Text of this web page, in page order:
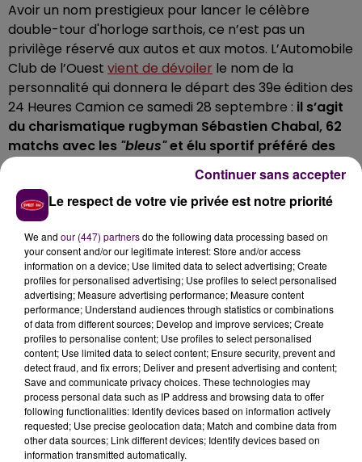
Avoir un nom prestigieux pour lancer le célèbre
double-tour d'horloge sarthois, ce n’est pas un
privilège réservé aux autos et aux motos. L’Automobile
Club de l’Ouest vient de dévoiler le nom de la
personnalité qui donnera le départ des 39e édition des
24 Heures Camion ce samedi 28 septembre : il s’agit
du charismatique rugbyman Sébastien Chabal, 62
matchs avec les "bleus"et élu sportif préféré des
Français en 2009
MÊLÉ AUX FESTIVITÉS
Si le colosse à la pilosité remarquable est présent au
Mans ce week-end, c’est aussi parce qu’il est
"ambassadeur Ford Trucks". La marque américaine
fournit le Pace Truck qui sera utilisé lors de l’épreuve.
Rendez-vous vers 16h45 ce samedi pour voir
l’ancien international lever le panneau"Allumez vos
moteurs"au bout de la ligne droite, ce qui marquera
le début du tour de formation.
Le respect de votre vie privée est notre priorité
We and our (447) partnersdo the following data processing based on
your consent and/or our legitimate interest: Store and/or access
information on a device; Use limited data to select advertising; Create
profiles for personalised advertising; Use profiles to select personalised
advertising; Measure advertising performance; Measure content
performance; Understand audiences through statistics or combinations
of data from different sources; Develop and improve services; Create
profiles to personalise content; Use profiles to select personalised
content; Use limited data to select content; Ensure security, prevent and
detect fraud, and fix errors; Deliver and present advertising and content;
Save and communicate privacy choices. These technologies may
process personal data such as IP address and browsing data to offer
following functionalities: Identify devices based on information actively
requested; Use precise geolocation data; Match and combine data from
other data sources; Link different devices; Identify devices based on
information transmitted automatically.
Continuer sans accepter